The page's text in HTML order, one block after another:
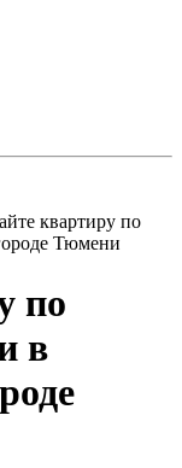
квартиру по
Тюмени
по
в